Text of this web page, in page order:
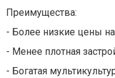
Преимущества:
- Более низкие цены
- Менее плотная
- Богатая